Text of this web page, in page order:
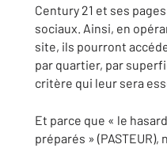
Century 21 et ses
sociaux. Ainsi, en
site, ils pourront
par quartier, par
critère qui leur sera
Et parce que « le
préparés »